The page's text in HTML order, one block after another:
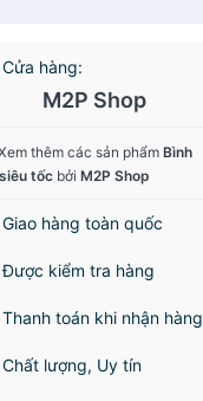
Cửa hàng:
M2P Shop
thêm các sản phẩmBình
tốc bởiM2P Shop
Giao hàng toàn quốc
Được kiểm tra hàng
Thanh toán khi nhận hàng
Chất lượng, Uy tín